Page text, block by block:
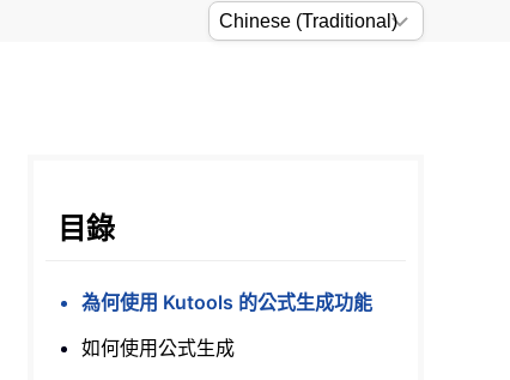
目錄
為何使用 Kutools 的公式生成功能
如何使用公式生成